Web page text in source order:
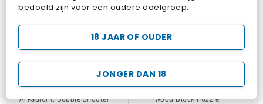
bedoeld zijn voor een oudere doelgroep.
JONGER DAN 18
18 JAAR OF OUDER
Skydom Spider Solitaire: origineel
Arkadium: Bubble Shooter Wood Block Puzzle